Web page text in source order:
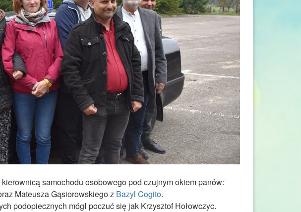
samochodu osobowego pod czujnym okiem panów:
Mateusza Gąsiorowskiego z Bazyl Cogito.
podopiecznych mógł poczuć się jak Krzysztof Hołowczyc.